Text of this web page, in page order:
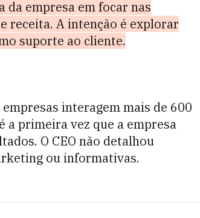
da empresa em focar nas
receita. A intenção é explorar
suporte ao cliente.
interagem mais de 600
a primeira vez que a empresa
O CEO não detalhou
ou informativas.